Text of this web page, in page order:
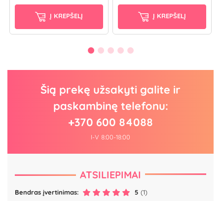
Į KREPŠELĮ Į KREPŠELĮ
Šią prekę užsakyti galite ir
paskambinę telefonu:
+370 600 84088
I-V 8:00-18:00
ATSILIEPIMAI
Bendras įvertinimas: 5 (1)